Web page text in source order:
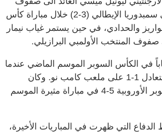
منتخب بلاده والذي سجل هدفين في مرمى سمبدوريا الإيطالي (3-2) خلال مباراة كأس
والحدادي، في حين يستمر غياب نيمار
المنتخب الأولمبي البرازيلي.
في الكأس السوبر الموسم الماضي عندما
سقط 0-4 امام اتلتيك بلباو قبل أن يخرج بالتعادل 1-1 على ملعب كامب نو. وكان
برشلونة تغلب على اشبيلية في الكأس السوبر الأوروبية 5-4 في مباراة مثيرة الموسم
التي ظهرت في المباريات الأخيرة،